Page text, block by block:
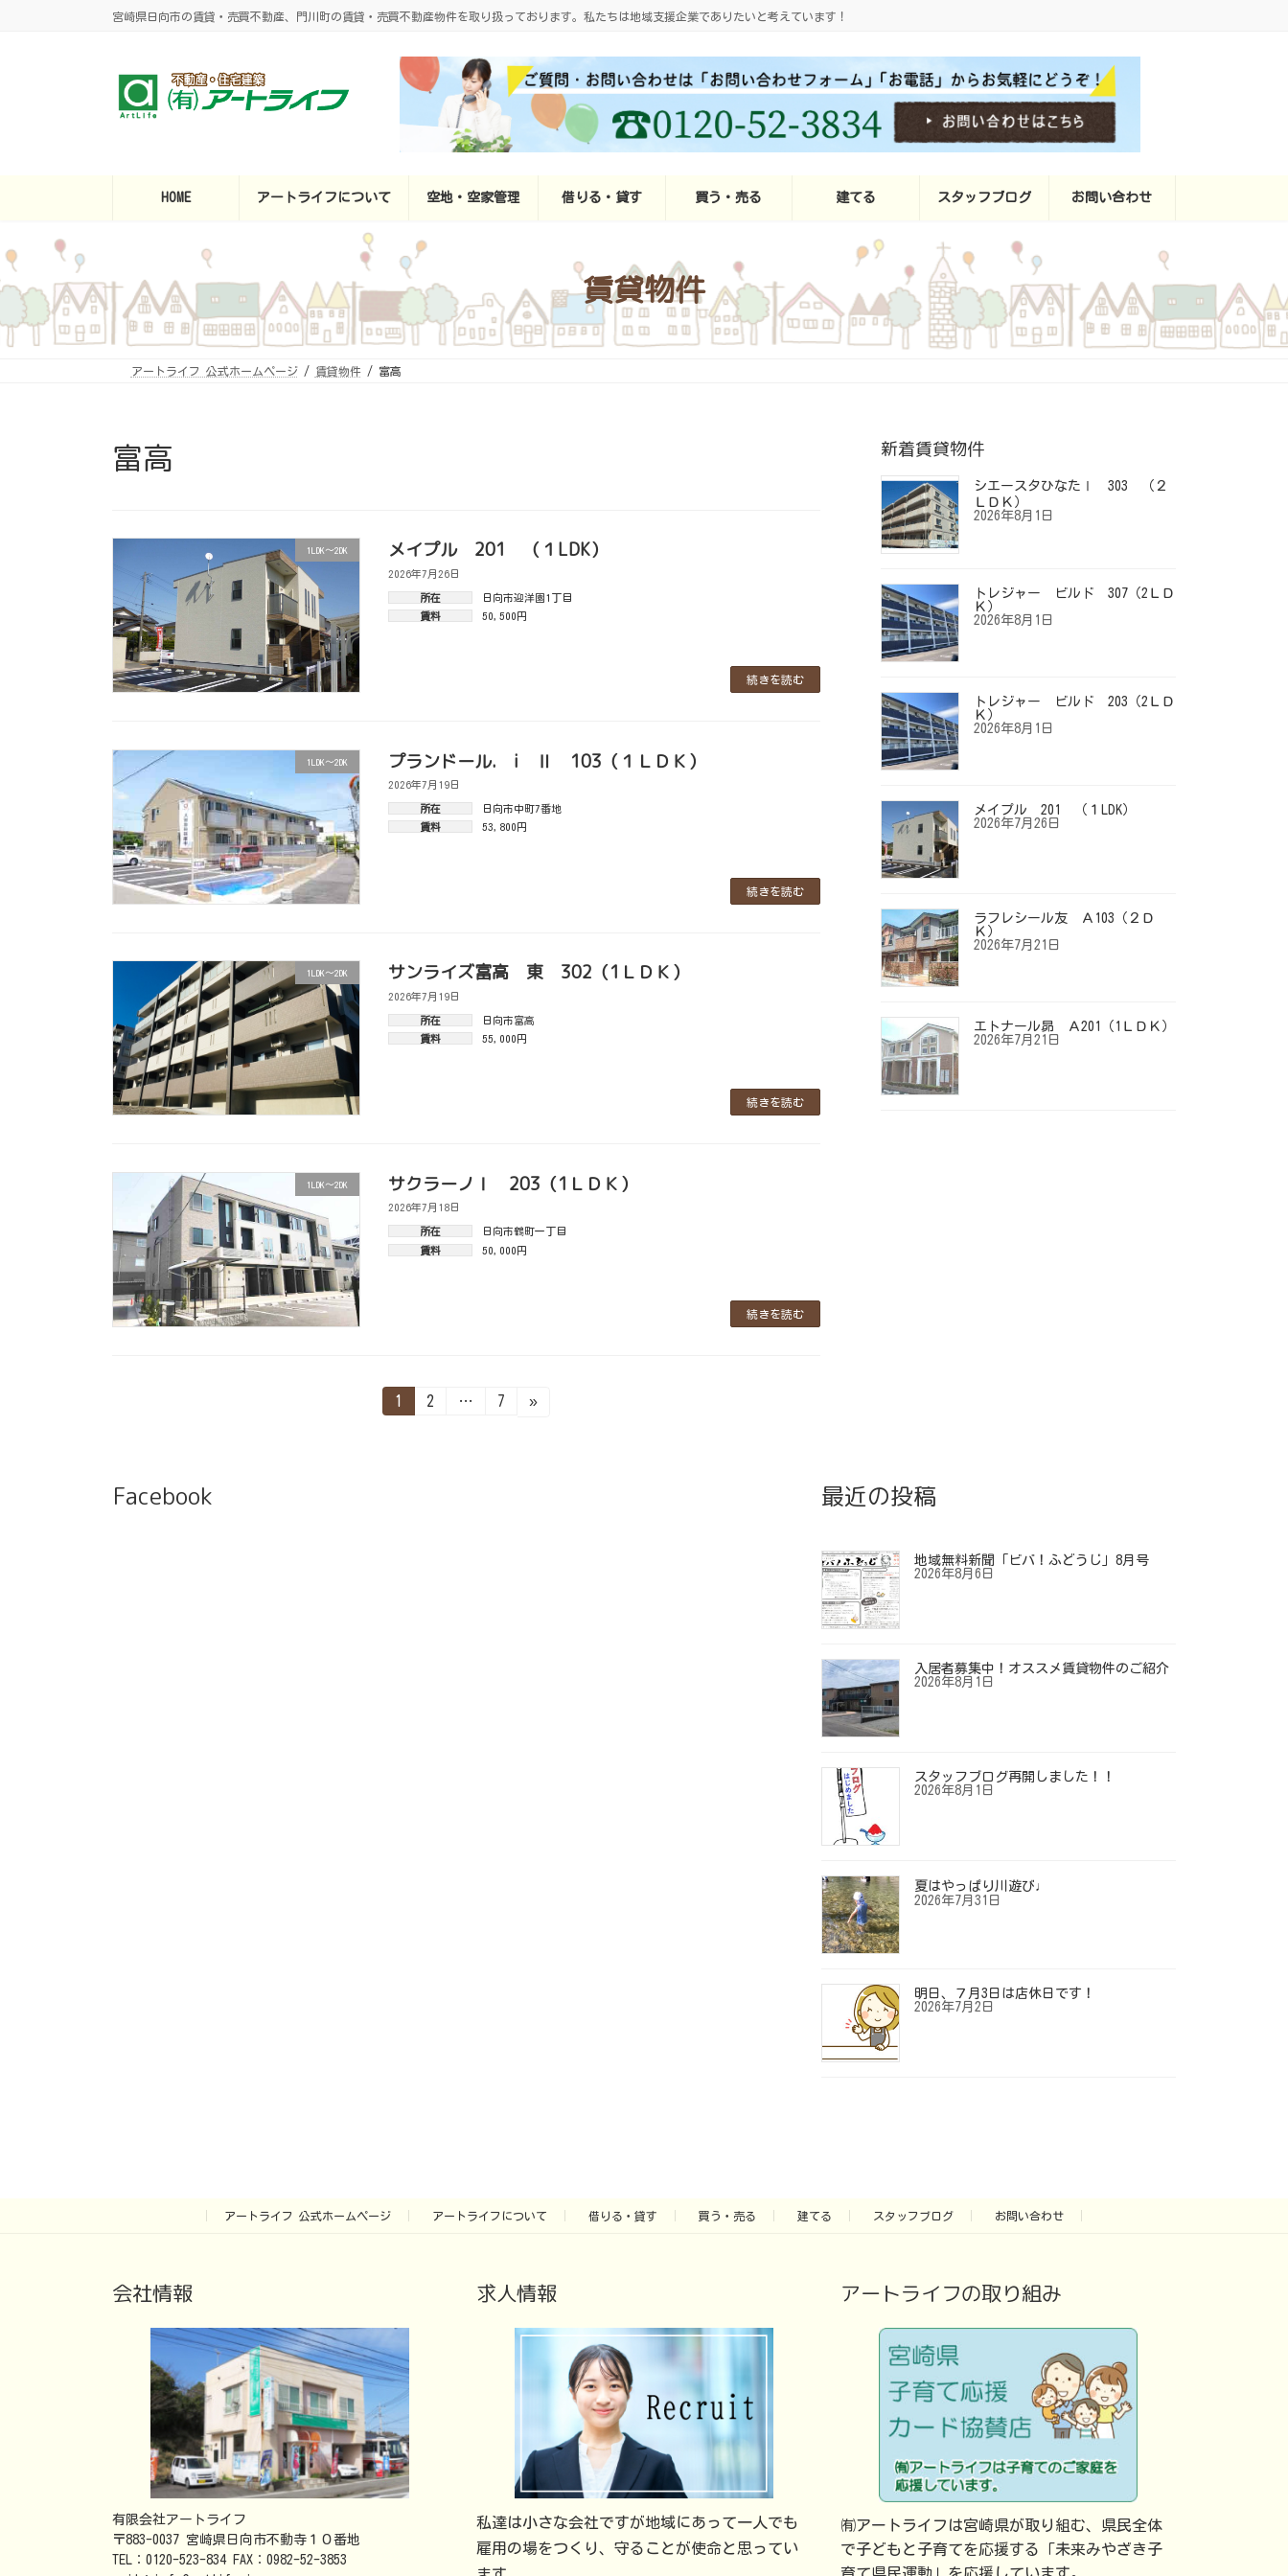
宮崎県日向市の賃貸・売買不動産、門川町の賃貸・売買不動産物件を取り扱っております。私たちは地域支援企業でありたいと考えています！
HOME アートライフについて 空地・空家管理 借りる・貸す 買う・売る 建てる スタッフブログ お問い合わせ
賃貸物件
アートライフ 公式ホームページ 賃貸物件 富高
富高
1LDK～2DK メイプル 201 （１LDK）
2026年7月26日
続きを読む
所在
日向市迎洋園1丁目
賃料
50,500円
1LDK～2DK プランドール. i Ⅱ 103（１ＬＤＫ）
2026年7月19日
続きを読む
所在
日向市中町7番地
賃料
53,800円
1LDK～2DK サンライズ富高 東 302（1ＬＤＫ）
2026年7月19日
続きを読む
所在
日向市富高
賃料
55,000円
1LDK～2DK サクラーノⅠ 203（1ＬＤＫ）
2026年7月18日
続きを読む
所在
日向市鶴町一丁目
賃料
50,000円
ペ
固
定
1
固
2 …
固
7 »
新着賃貸物件
シエースタひなたⅠ 303 （２
ＬＤＫ）
2026年8月1日
トレジャー ビルド 307（2ＬＤ
Ｋ）
2026年8月1日
トレジャー ビルド 203（2ＬＤ
Ｋ）
2026年8月1日
メイプル 201 （１LDK）
2026年7月26日
ラフレシール友 Ａ103（２Ｄ
Ｋ）
2026年7月21日
エトナール昴 Ａ201（1ＬＤＫ）
2026年7月21日
Facebook 最近の投稿
地域無料新聞「ビバ！ふどうじ」8月号
2026年8月6日
入居者募集中！オススメ賃貸物件のご紹介
2026年8月1日
スタッフブログ再開しました！！
2026年8月1日
夏はやっぱり川遊び♩
2026年7月31日
明日、７月3日は店休日です！
2026年7月2日
アートライフ 公式ホームページ アートライフについて 借りる・貸す 買う・売る 建てる スタッフブログ お問い合わせ
会社情報
有限会社アートライフ
〒883-0037 宮崎県日向市不動寺１０番地
TEL：0120-523-834 FAX：0982-52-3853
求人情報
私達は小さな会社ですが地域にあって一人でも
雇用の場をつくり、守ることが使命と思ってい
アートライフの取り組み
㈲アートライフは宮崎県が取り組む、県民全体
で子どもと子育てを応援する「未来みやざき子
育て県民運動」を応援しています。